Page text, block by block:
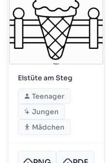
Eistüte am Steg
Teenager
Jungen
Mädchen